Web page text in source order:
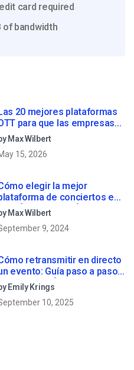
card required
of bandwidth
20 mejores plataformas
para que las empresas
su propio servicio de
(2026)
Max Wilbert
15, 2026
elegir la mejor
de conciertos en
línea [2022 Update]
Max Wilbert
9, 2024
retransmitir en directo
evento: Guía paso a paso
Update]
Emily Krings
10, 2025